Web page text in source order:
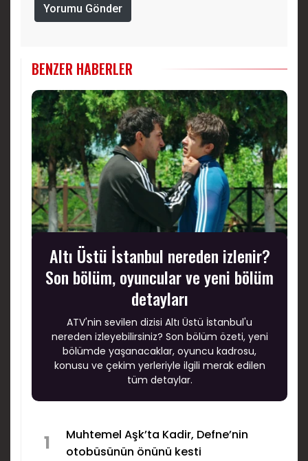
Yorumu Gönder
BENZER HABERLER
Altı Üstü İstanbul nereden izlenir?
Son bölüm, oyuncular ve yeni bölüm
detayları
ATV'nin sevilen dizisi Altı Üstü İstanbul'u
nereden izleyebilirsiniz? Son bölüm özeti, yeni
bölümde yaşanacaklar, oyuncu kadrosu,
konusu ve çekim yerleriyle ilgili merak edilen
tüm detaylar.
1
Muhtemel Aşk’ta Kadir, Defne’nin
otobüsünün önünü kesti